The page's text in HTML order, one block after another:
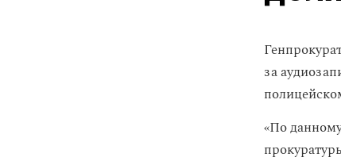
за
«По